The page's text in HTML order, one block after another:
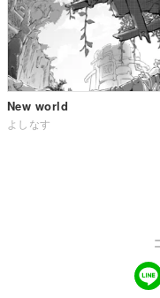
New world
よしなす